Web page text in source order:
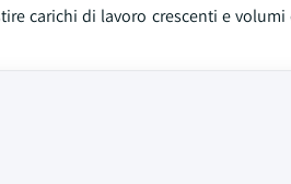
carichi di lavoro crescenti e